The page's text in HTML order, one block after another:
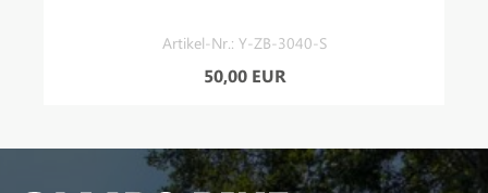
Artikel-Nr.: Y-ZB-3040-S
50,00 EUR